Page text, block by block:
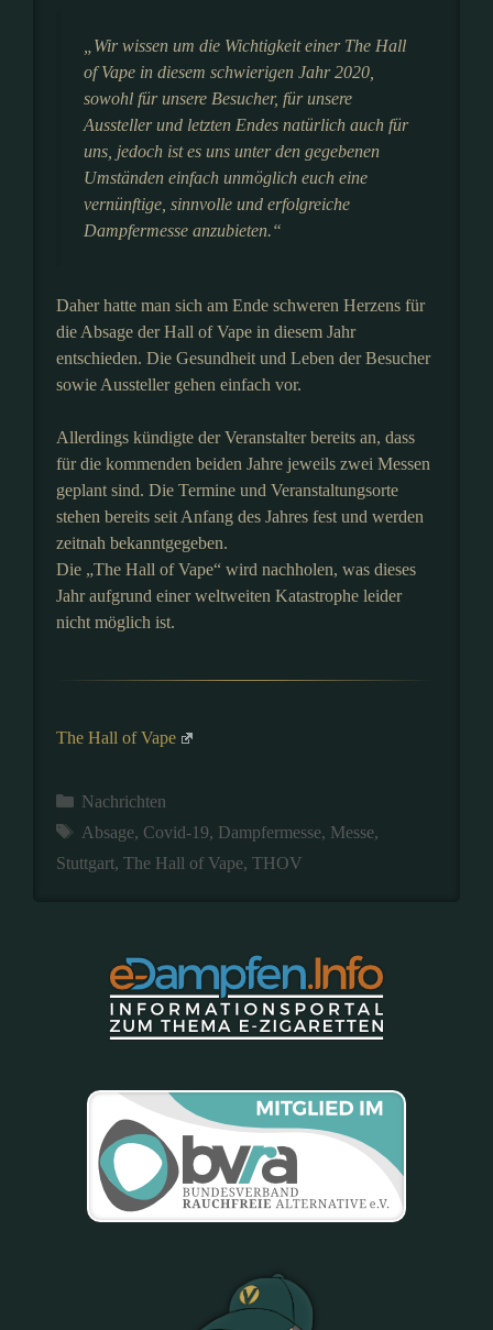
„Wir wissen um die Wichtigkeit einer The Hall
of Vape in diesem schwierigen Jahr 2020,
sowohl für unsere Besucher, für unsere
Aussteller und letzten Endes natürlich auch für
uns, jedoch ist es uns unter den gegebenen
Umständen einfach unmöglich euch eine
vernünftige, sinnvolle und erfolgreiche
Dampfermesse anzubieten.“
Daher hatte man sich am Ende schweren Herzens für
die Absage der Hall of Vape in diesem Jahr
entschieden. Die Gesundheit und Leben der Besucher
sowie Aussteller gehen einfach vor.
Allerdings kündigte der Veranstalter bereits an, dass
für die kommenden beiden Jahre jeweils zwei Messen
geplant sind. Die Termine und Veranstaltungsorte
stehen bereits seit Anfang des Jahres fest und werden
zeitnah bekanntgegeben.
Die „The Hall of Vape“ wird nachholen, was dieses
Jahr aufgrund einer weltweiten Katastrophe leider
nicht möglich ist.
The Hall of Vape
Kategorien
Nachrichten
Schlagwörter
Absage, Covid-19, Dampfermesse, Messe,
Stuttgart, The Hall of Vape, THOV